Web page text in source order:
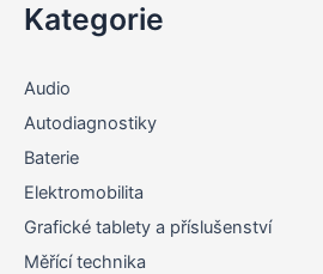
Kategorie
Audio
Autodiagnostiky
Baterie
Elektromobilita
Grafické tablety a příslušenství
Měřící technika